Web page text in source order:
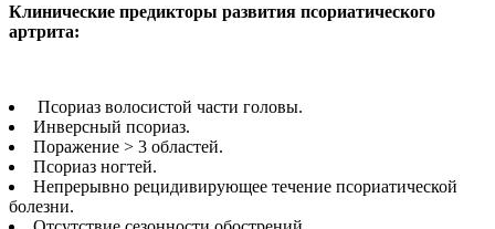
Клинические предикторы развития псориатического
артрита:
Псориаз волосистой части головы.
Инверсный псориаз.
Поражение > 3 областей.
Псориаз ногтей.
Непрерывно рецидивирующее течение псориатической
болезни.